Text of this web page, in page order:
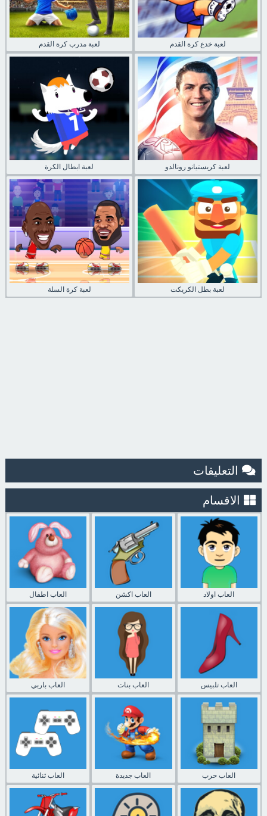
لعبة مدرب كرة القدم لعبة خدع كرة القدم
لعبة ابطال الكرة لعبة كريستيانو رونالدو
لعبة كرة السلة لعبة بطل الكريكت
التعليقات
الاقسام
العاب اطفال العاب اكشن العاب اولاد
العاب باربي العاب بنات العاب تلبيس
العاب ثنائية العاب جديدة العاب حرب